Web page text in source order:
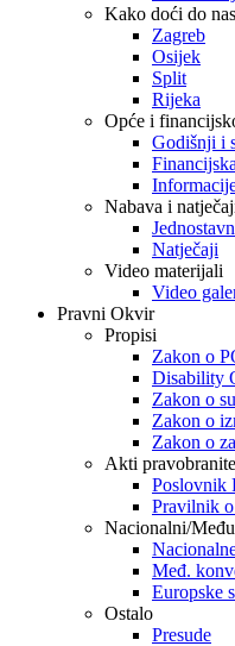
Kako doći do
Zagreb
Osijek
Split
Rijeka
Opće i
Godišnji i
Nabava i
Natječaji
Video materijali
Video
Pravni Okvir
Propisi
Zakon o
Disability
Zakon o
Zakon o
Zakon o
Akti
Poslovnik
Pravilnik
Nacionalni/
Međ.
Europske
Ostalo
Presude